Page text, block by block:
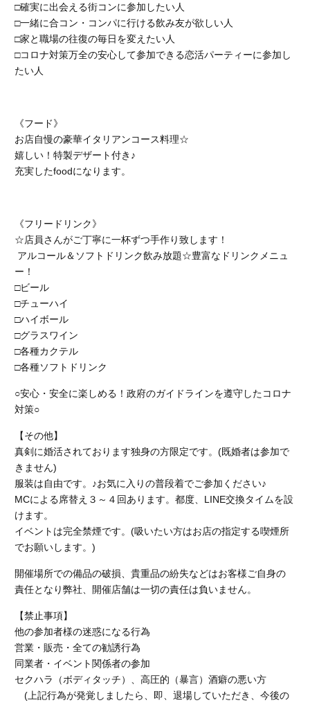
□確実に出会える街コンに参加したい人
□一緒に合コン・コンパに行ける飲み友が欲しい人
□家と職場の往復の毎日を変えたい人
□コロナ対策万全の安心して参加できる恋活パーティーに参加し
たい人
《フード》
お店自慢の豪華イタリアンコース料理☆
嬉しい！特製デザート付き♪
充実したfoodになります。
《フリードリンク》
☆店員さんがご丁寧に一杯ずつ手作り致します！
アルコール＆ソフトドリンク飲み放題☆豊富なドリンクメニュ
ー！
□ビール
□チューハイ
□ハイボール
□グラスワイン
□各種カクテル
□各種ソフトドリンク
○安心・安全に楽しめる！政府のガイドラインを遵守したコロナ
対策○
【その他】
真剣に婚活されております独身の方限定です。(既婚者は参加で
きません)
服装は自由です。♪お気に入りの普段着でご参加ください♪
MCによる席替え３～４回あります。都度、LINE交換タイムを設
けます。
イベントは完全禁煙です。(吸いたい方はお店の指定する喫煙所
でお願いします。)
開催場所での備品の破損、貴重品の紛失などはお客様ご自身の
責任となり弊社、開催店舗は一切の責任は負いません。
【禁止事項】
他の参加者様の迷惑になる行為
営業・販売・全ての勧誘行為
同業者・イベント関係者の参加
セクハラ（ボディタッチ）、高圧的（暴言）酒癖の悪い方
(上記行為が発覚しましたら、即、退場していただき、今後の